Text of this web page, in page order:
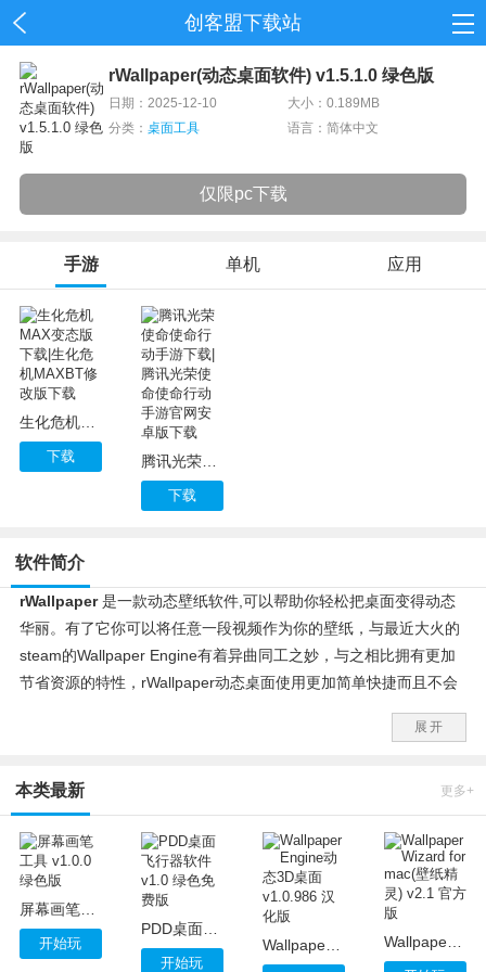
创客盟下载站
首页
应用
资讯
rWallpaper(动态桌面软件) v1.5.1.0 绿色版
日期：2025-12-10
大小：0.189MB
分类： 桌面工具 语言：简体中文
仅限pc下载
手游 单机 应用
生化危机MAX变态版下载|生化危机MAXBT修改版下载
下载 腾讯光荣使命使命行动手游下载|腾讯光荣使命使命行动手游官网安卓版下载
下载
软件简介
rWallpaper是一款动态壁纸软件,可以帮助你轻松把桌面变得动态
华丽。有了它你可以将任意一段视频作为你的壁纸，与最近大火的
steam的Wallpaper Engine有着异曲同工之妙，与之相比拥有更加
节省资源的特性，rWallpaper动态桌面使用更加简单快捷而且不会
展开
本类最新 更多+
屏幕画笔工具 v1.0.0 绿色版
开始玩
PDD桌面飞行器软件 v1.0 绿色免费版
开始玩
Wallpaper Engine动态3D桌面 v1.0.986 汉化版 Wallpaper Wizard for mac(壁纸精灵) v2.1 官方版